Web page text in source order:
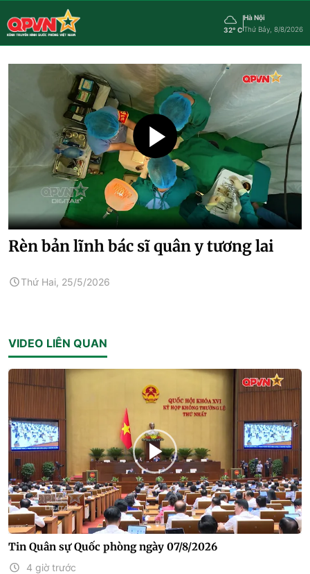
32° C
Hà Nội
Thứ Bảy, 8/8/2026
Rèn bản lĩnh bác sĩ quân y tương lai
Thứ Hai, 25/5/2026
VIDEO LIÊN QUAN
Tin Quân sự Quốc phòng ngày 07/8/2026
4 giờ trước